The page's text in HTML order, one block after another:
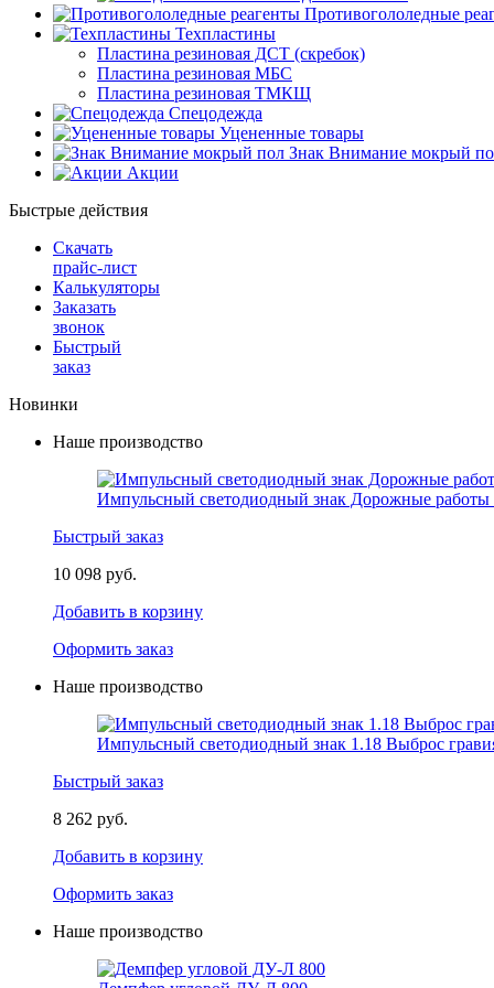
Противогололедные
Техпластины
Пластина резиновая ДСТ (скребок)
Пластина резиновая МБС
Пластина резиновая ТМКЩ
Спецодежда
Уцененные товары
Знак Внимание мокрый
Акции
Быстрые действия
Скачать
прайс-лист
Калькуляторы
Заказать
звонок
Быстрый
заказ
Новинки
Наше производство
Импульсный светодиодный знак Дорожные работы
Быстрый заказ
10 098 руб.
Добавить в корзину
Оформить заказ
Наше производство
Импульсный светодиодный знак 1.18 Выброс
Быстрый заказ
8 262 руб.
Добавить в корзину
Оформить заказ
Наше производство